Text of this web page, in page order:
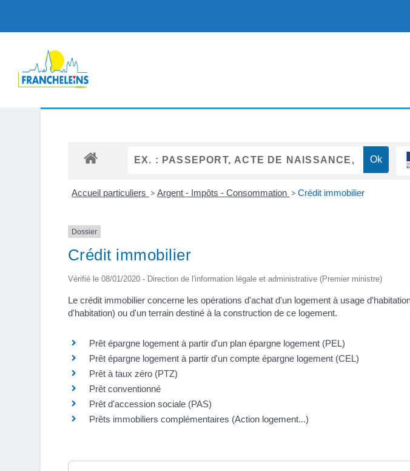
Accueil particuliers > Argent - Impôts - Consommation > Crédit immobilier
Dossier
Crédit immobilier
Vérifié le 08/01/2020 - Direction de l'information légale et administrative (Premier ministre)
Le crédit immobilier concerne les opérations d'achat d'un logement à usage
d'habitation) ou d'un terrain destiné à la construction de ce logement.
Prêt épargne logement à partir d'un plan épargne logement (PEL)
Prêt épargne logement à partir d'un compte épargne logement (CEL)
Prêt à taux zéro (PTZ)
Prêt conventionné
Prêt d'accession sociale (PAS)
Prêts immobiliers complémentaires (Action logement...)